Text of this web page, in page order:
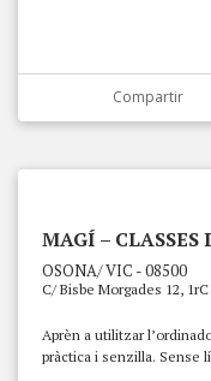
Compartir
MAGÍ – CLASSES
OSONA/ VIC - 08500
C/ Bisbe Morgades 12, 1rC
Aprèn a utilitzar
pràctica i senzilla. Sense